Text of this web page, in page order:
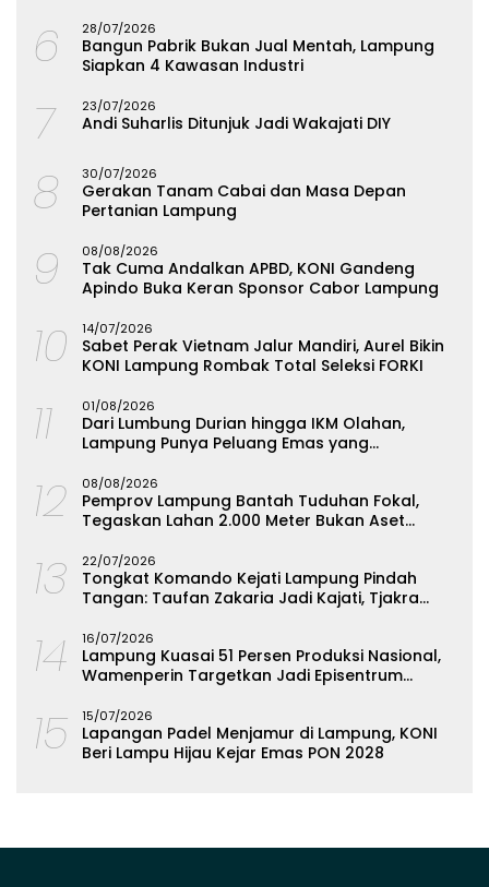
6 28/07/2026
Bangun Pabrik Bukan Jual Mentah, Lampung
Siapkan 4 Kawasan Industri
7 23/07/2026
Andi Suharlis Ditunjuk Jadi Wakajati DIY
8 30/07/2026
Gerakan Tanam Cabai dan Masa Depan
Pertanian Lampung
9 08/08/2026
Tak Cuma Andalkan APBD, KONI Gandeng
Apindo Buka Keran Sponsor Cabor Lampung
10 14/07/2026
Sabet Perak Vietnam Jalur Mandiri, Aurel Bikin
KONI Lampung Rombak Total Seleksi FORKI
11 01/08/2026
Dari Lumbung Durian hingga IKM Olahan,
Lampung Punya Peluang Emas yang
12 08/08/2026
Pemprov Lampung Bantah Tuduhan Fokal,
Tegaskan Lahan 2.000 Meter Bukan Aset
13 22/07/2026
Tongkat Komando Kejati Lampung Pindah
Tangan: Taufan Zakaria Jadi Kajati, Tjakra
14 16/07/2026
Lampung Kuasai 51 Persen Produksi Nasional,
Wamenperin Targetkan Jadi Episentrum
15 15/07/2026
Lapangan Padel Menjamur di Lampung, KONI
Beri Lampu Hijau Kejar Emas PON 2028